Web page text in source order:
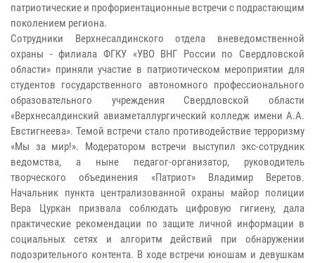
патриотические и профориентационные встречи с подрастающим
поколением региона.
Сотрудники Верхнесалдинского отдела вневедомственной
охраны - филиала ФГКУ «УВО ВНГ России по Свердловской
области» приняли участие в патриотическом мероприятии для
студентов государственного автономного профессионального
образовательного учреждения Свердловской области
«Верхнесалдинский авиаметаллургический колледж имени А.А.
Евстигнеева». Темой встречи стало противодействие терроризму
«Мы за мир!». Модератором встречи выступил экс-сотрудник
ведомства, а ныне педагог-организатор, руководитель
творческого объединения «Патриот» Владимир Веретов.
Начальник пункта централизованной охраны майор полиции
Вера Цуркан призвала соблюдать цифровую гигиену, дала
практические рекомендации по защите личной информации в
социальных сетях и алгоритм действий при обнаружении
подозрительного контента. В ходе встречи юношам и девушкам